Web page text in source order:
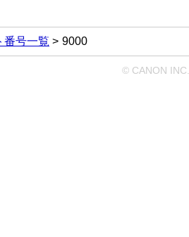
番号一覧 9000
© CANON